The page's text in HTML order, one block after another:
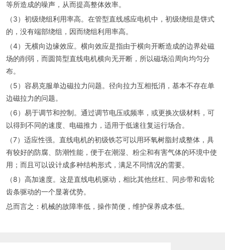
等所造成的噪声，从而提高整体效率。
（3）初级绕组利用率高。在管型直线感应电机中，初级绕组是饼式
的，没有端部绕组，因而绕组利用率高。
（4）无横向边缘效应。横向效应是指由于横向开断造成的边界处磁
场的削弱，而圆筒型直线电机横向无开断，所以磁场沿周向均匀分
布。
（5）容易克服单边磁拉力问题。径向拉力互相抵消，基本不存在单
边磁拉力的问题。
（6）易于调节和控制。通过调节电压或频率，或更换次级材料，可
以得到不同的速度、电磁推力，适用于低速往复运行场合。
（7）适应性强。直线电机的初级铁芯可以用环氧树脂封成整体，具
有较好的防腐、防潮性能，便于在潮湿、粉尘和有害气体的环境中使
用；而且可以设计成多种结构形式，满足不同情况的需要。
（8）高加速度。这是直线电机驱动，相比其他丝杠、同步带和齿轮
齿条驱动的一个显著优势。
总而言之：机械的故障率低，操作简便，维护保养成本低。